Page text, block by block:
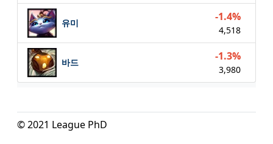
유미 -1.4%
4,518
바드 -1.3%
3,980
© 2021 League PhD